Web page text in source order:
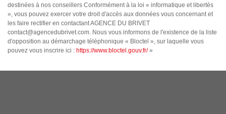
destinées à nos conseillers Conformément à la loi « informatique et libertés
», vous pouvez exercer votre droit d'accès aux données vous concernant et
les faire rectifier en contactant AGENCE DU BRIVET
contact@agencedubrivet.com. Nous vous informons de l'existence de la liste
d'opposition au démarchage téléphonique « Bloctel », sur laquelle vous
pouvez vous inscrire ici : https://www.bloctel.gouv.fr/»